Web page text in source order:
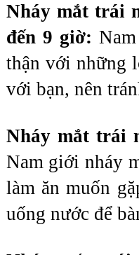
Nháy mắt trái
đến 9 giờ:
thận với những
với bạn, nên
Nháy mắt trái
Nam giới nháy
làm ăn muốn
uống nước để